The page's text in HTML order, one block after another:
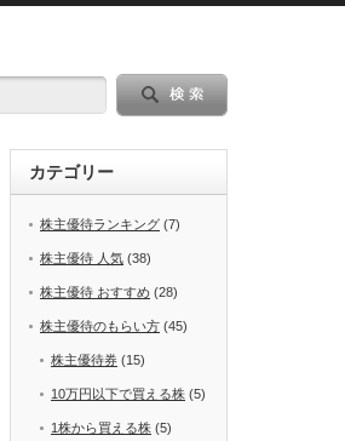
カテゴリー
株主優待ランキング (7)
株主優待 人気 (38)
株主優待 おすすめ (28)
株主優待のもらい方 (45)
株主優待券 (15)
10万円以下で買える株 (5)
1株から買える株 (5)